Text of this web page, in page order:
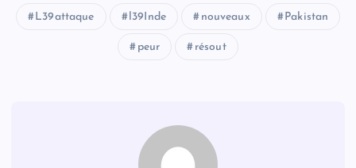
L39attaque l39Inde nouveaux Pakistan
peur résout